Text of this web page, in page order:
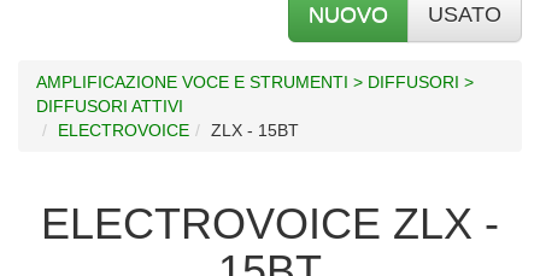
NUOVO USATO
AMPLIFICAZIONE VOCE E STRUMENTI > DIFFUSORI >
DIFFUSORI ATTIVI
ELECTROVOICE
ZLX - 15BT
ELECTROVOICE ZLX -